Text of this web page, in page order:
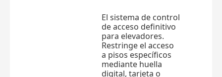
El sistema de control
de acceso definitivo
para elevadores.
Restringe el acceso
a pisos específicos
mediante huella
digital, tarjeta o